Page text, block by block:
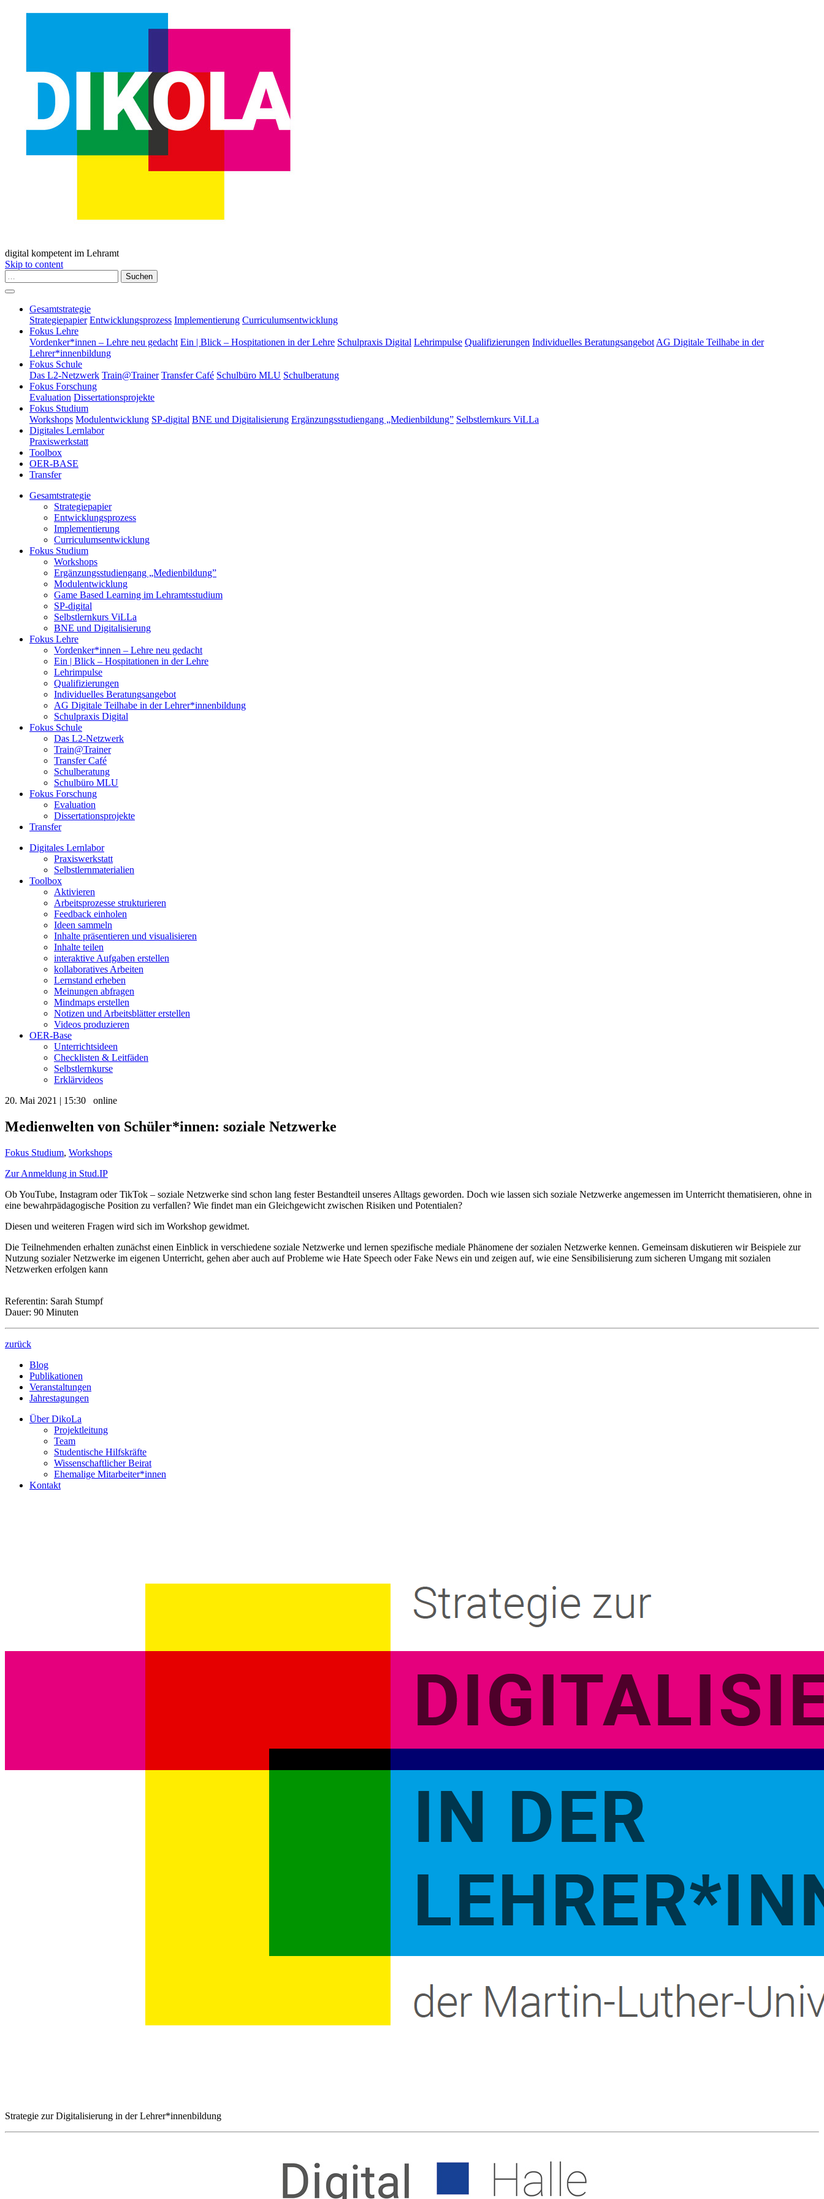
digital kompetent im Lehramt
Skip to content
Suchen
Gesamtstrategie
Strategiepapier Entwicklungsprozess Implementierung Curriculumsentwicklung
Fokus Lehre
Vordenker*innen – Lehre neu gedacht Ein | Blick – Hospitationen in der Lehre Schulpraxis Digital Lehrimpulse Qualifizierungen Individuelles Beratungsangebot AG Digitale Teilhabe in der
Lehrer*innenbildung
Fokus Schule
Das L2-Netzwerk Train@Trainer Transfer Café Schulbüro MLU Schulberatung
Fokus Forschung
Evaluation Dissertationsprojekte
Fokus Studium
Workshops Modulentwicklung SP-digital BNE und Digitalisierung Ergänzungsstudiengang „Medienbildung” Selbstlernkurs ViLLa
Digitales Lernlabor
Praxiswerkstatt
Toolbox
OER-BASE
Transfer
Gesamtstrategie
Strategiepapier
Entwicklungsprozess
Implementierung
Curriculumsentwicklung
Fokus Studium
Workshops
Ergänzungsstudiengang „Medienbildung”
Modulentwicklung
Game Based Learning im Lehramtsstudium
SP-digital
Selbstlernkurs ViLLa
BNE und Digitalisierung
Fokus Lehre
Vordenker*innen – Lehre neu gedacht
Ein | Blick – Hospitationen in der Lehre
Lehrimpulse
Qualifizierungen
Individuelles Beratungsangebot
AG Digitale Teilhabe in der Lehrer*innenbildung
Schulpraxis Digital
Fokus Schule
Das L2-Netzwerk
Train@Trainer
Transfer Café
Schulberatung
Schulbüro MLU
Fokus Forschung
Evaluation
Dissertationsprojekte
Transfer
Digitales Lernlabor
Praxiswerkstatt
Selbstlernmaterialien
Toolbox
Aktivieren
Arbeitsprozesse strukturieren
Feedback einholen
Ideen sammeln
Inhalte präsentieren und visualisieren
Inhalte teilen
interaktive Aufgaben erstellen
kollaboratives Arbeiten
Lernstand erheben
Meinungen abfragen
Mindmaps erstellen
Notizen und Arbeitsblätter erstellen
Videos produzieren
OER-Base
Unterrichtsideen
Checklisten & Leitfäden
Selbstlernkurse
Erklärvideos
20. Mai 2021 | 15:30 online
Medienwelten von Schüler*innen: soziale Netzwerke
Fokus Studium, Workshops
Zur Anmeldung in Stud.IP
Ob YouTube, Instagram oder TikTok – soziale Netzwerke sind schon lang fester Bestandteil unseres Alltags geworden. Doch wie lassen sich soziale Netzwerke angemessen im Unterricht thematisieren, ohne in
eine bewahrpädagogische Position zu verfallen? Wie findet man ein Gleichgewicht zwischen Risiken und Potentialen?
Diesen und weiteren Fragen wird sich im Workshop gewidmet.
Die Teilnehmenden erhalten zunächst einen Einblick in verschiedene soziale Netzwerke und lernen spezifische mediale Phänomene der sozialen Netzwerke kennen. Gemeinsam diskutieren wir Beispiele zur
Nutzung sozialer Netzwerke im eigenen Unterricht, gehen aber auch auf Probleme wie Hate Speech oder Fake News ein und zeigen auf, wie eine Sensibilisierung zum sicheren Umgang mit sozialen
Netzwerken erfolgen kann
Referentin: Sarah Stumpf
Dauer: 90 Minuten
zurück
Blog
Publikationen
Veranstaltungen
Jahrestagungen
Über DikoLa
Projektleitung
Team
Studentische Hilfskräfte
Wissenschaftlicher Beirat
Ehemalige Mitarbeiter*innen
Kontakt
Strategie zur Digitalisierung in der Lehrer*innenbildung